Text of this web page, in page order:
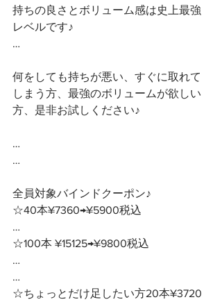
持ちの良さとボリューム感は史上最強
レベルです♪
…
何をしても持ちが悪い、すぐに取れて
しまう方、最強のボリュームが欲しい
方、是非お試しください♪
…
…
全員対象バインドクーポン♪
☆40本¥7360→¥5900税込
…
☆100本 ¥15125→¥9800税込
…
…
☆ちょっとだけ足したい方20本¥3720